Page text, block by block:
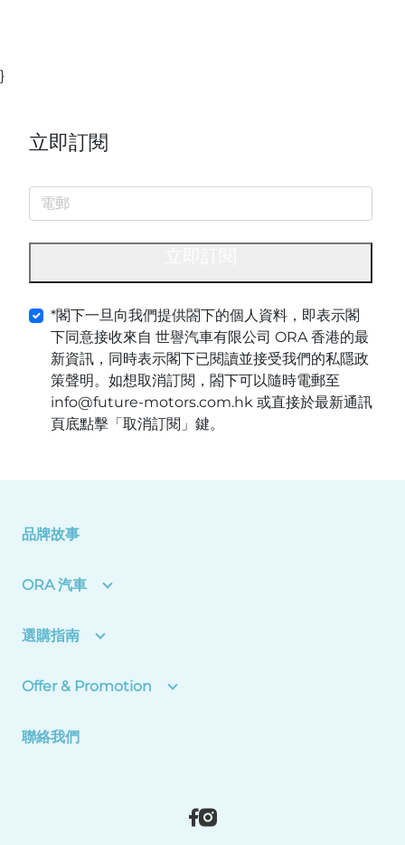
}
立即訂閱
*閣下一旦向我們提供閤下的個人資料，即表示閣
下同意接收來自 世譽汽車有限公司 ORA 香港的最
新資訊，同時表示閣下已閱讀並接受我們的私隱政
策聲明。如想取消訂閱，閤下可以隨時電郵至
info@future-motors.com.hk 或直接於最新通訊
頁底點擊「取消訂閱」鍵。
品牌故事
ORA 汽車
選購指南
Offer & Promotion
聯絡我們